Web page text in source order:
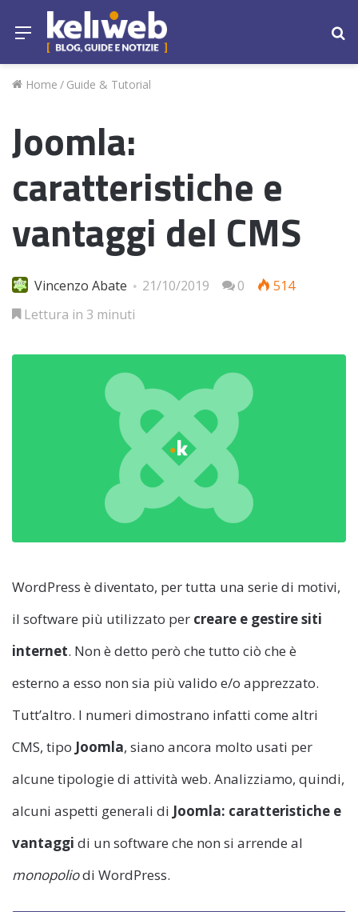
Menu
Home / Guide & Tutorial
Joomla:
caratteristiche e
vantaggi del CMS
Vincenzo Abate 21/10/2019 0
514
Lettura in 3 minuti
WordPress è diventato, per tutta una serie di motivi,
il software più utilizzato per creare e gestire siti
internet. Non è detto però che tutto ciò che è
esterno a esso non sia più valido e/o apprezzato.
Tutt’altro. I numeri dimostrano infatti come altri
CMS, tipo Joomla, siano ancora molto usati per
alcune tipologie di attività web. Analizziamo, quindi,
alcuni aspetti generali di Joomla: caratteristiche e
vantaggi di un software che non si arrende al
monopoliodi WordPress.